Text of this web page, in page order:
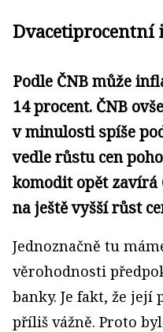
Dvacetiprocentní
Podle ČNB může
14 procent. ČNB
v minulosti spíše
vedle růstu cen
komodit opět zavírá
na ještě vyšší růst
Jednoznačně tu
věrohodnosti
banky. Je fakt, že
příliš vážně. Proto